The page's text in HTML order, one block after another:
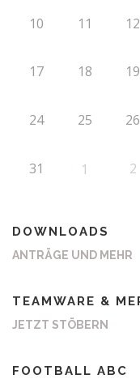
10 11 12
17 18 19
24 25 26
31 1 2
DOWNLOADS
ANTRÄGE UND MEHR
TEAMWARE &
JETZT STÖBERN
FOOTBALL ABC